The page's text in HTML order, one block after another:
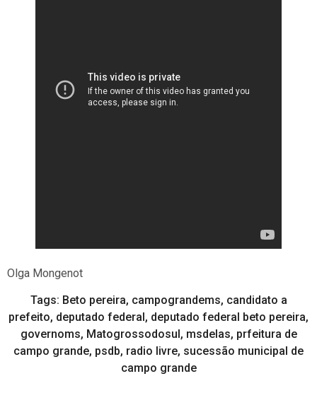
Olga Mongenot
Tags: Beto pereira, campograndems, candidato a
prefeito, deputado federal , deputado federal beto pereira,
governoms, Matogrossodosul , msdelas, prfeitura de
campo grande, psdb, radio livre, sucessão municipal de
campo grande